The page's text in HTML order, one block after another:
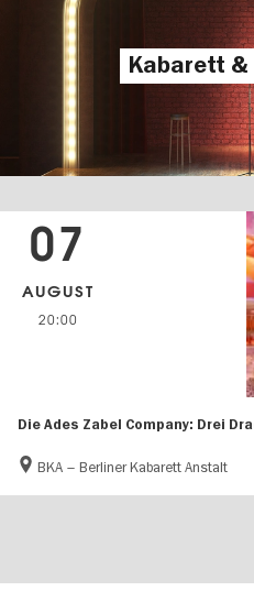
Kabarett &
Die Ades Zabel Company: Drei
BKA – Berliner Kabarett Anstalt
07
AUGUST
20:00